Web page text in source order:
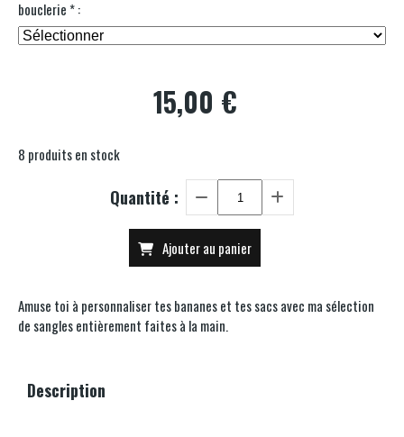
bouclerie *:
15,00 €
8 produits en stock
Quantité :
Ajouter au panier
Amuse toi à personnaliser tes bananes et tes sacs avec ma sélection
de sangles entièrement faites à la main.
Description